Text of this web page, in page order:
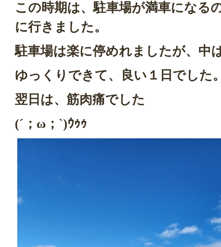
この時期は、駐車場が満車になる
に行きました。
駐車場は楽に停めれましたが、中
ゆっくりできて、良い１日でした
翌日は、筋肉痛でした
(´；ω；`)ｳｩｩ